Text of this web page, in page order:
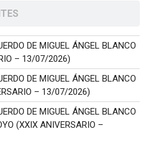
DE MIGUEL ÁNGEL BLANCO
– 13/07/2026)
DE MIGUEL ÁNGEL BLANCO
– 13/07/2026)
DE MIGUEL ÁNGEL BLANCO
(XXIX ANIVERSARIO –